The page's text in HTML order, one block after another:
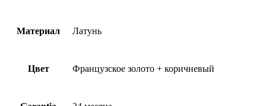
Материал Латунь
Цвет Французское золото + коричневый